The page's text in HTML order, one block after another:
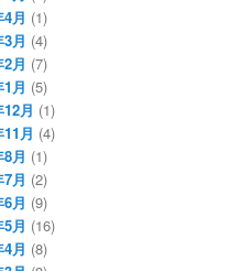
月 (1)
月 (4)
月 (7)
月 (5)
月 (1)
月 (4)
月 (1)
月 (2)
月 (9)
月 (16)
月 (8)